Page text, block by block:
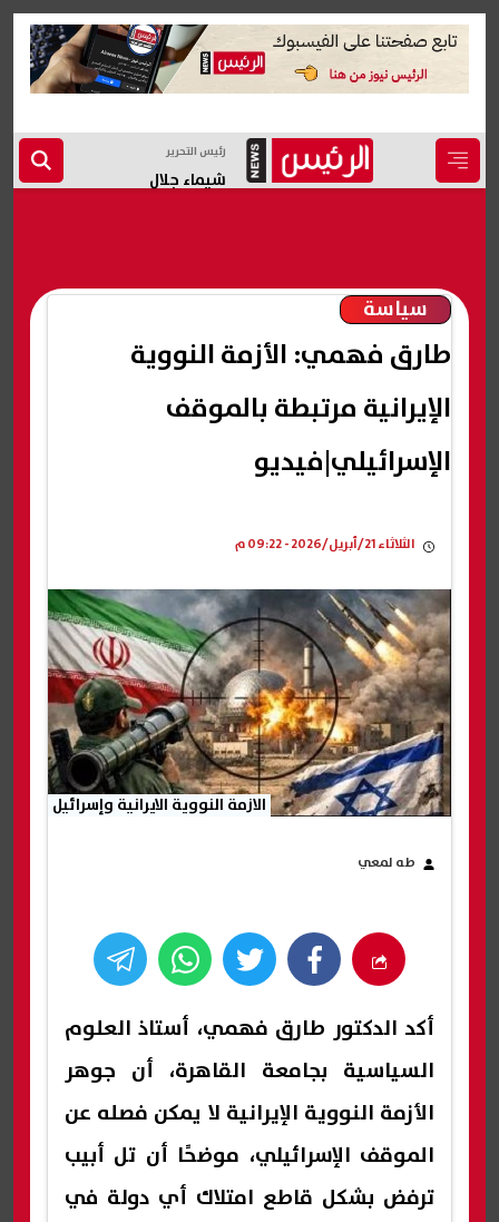
رئيس التحرير
شيماء جلال
سياسة
طارق فهمي: الأزمة النووية
الإيرانية مرتبطة بالموقف
الإسرائيلي|فيديو
الثلاثاء 21/أبريل/2026 - 09:22 م
الازمة النووية الايرانية وإسرائيل
طه لمعي
أكد الدكتور طارق فهمي، أستاذ العلوم
السياسية بجامعة القاهرة، أن جوهر
الأزمة النووية الإيرانية لا يمكن فصله عن
الموقف الإسرائيلي، موضحًا أن تل أبيب
ترفض بشكل قاطع امتلاك أي دولة في